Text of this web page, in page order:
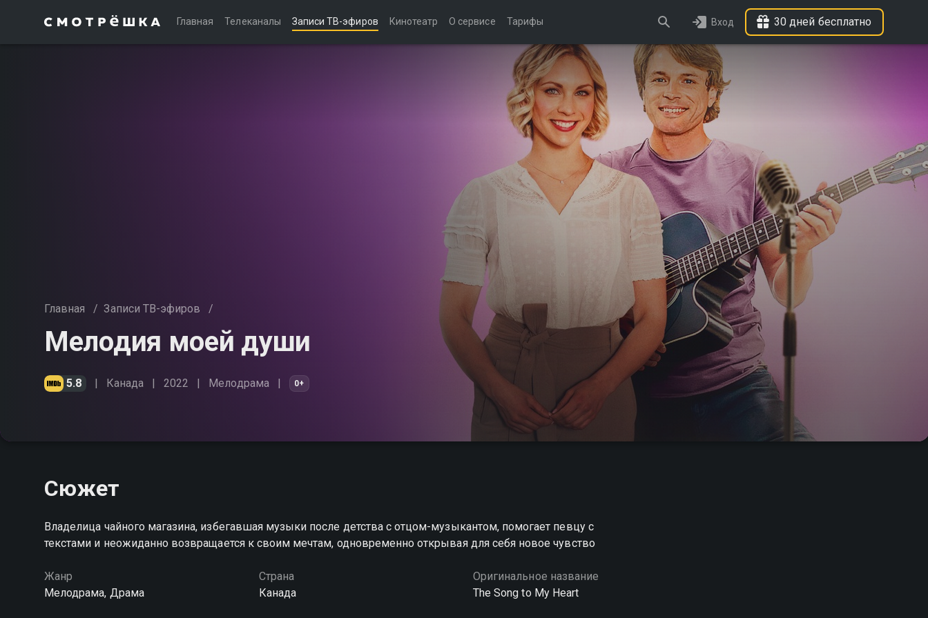
Главная Телеканалы Записи ТВ-эфиров Кинотеатр О сервисе Тарифы Вход 30 дней бесплатно
Главная / Записи ТВ-эфиров /
Мелодия моей души
5.8 Канада 2022 Мелодрама 0+
Сюжет
Владелица чайного магазина, избегавшая музыки после детства с отцом-музыкантом, помогает певцу с
текстами и неожиданно возвращается к своим мечтам, одновременно открывая для себя новое чувство
Жанр
Мелодрама, Драма
Страна
Канада
Оригинальное название
The Song to My Heart